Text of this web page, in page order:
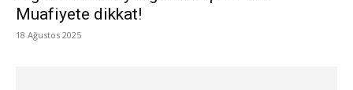
Muafiyete dikkat!
18 Ağustos 2025